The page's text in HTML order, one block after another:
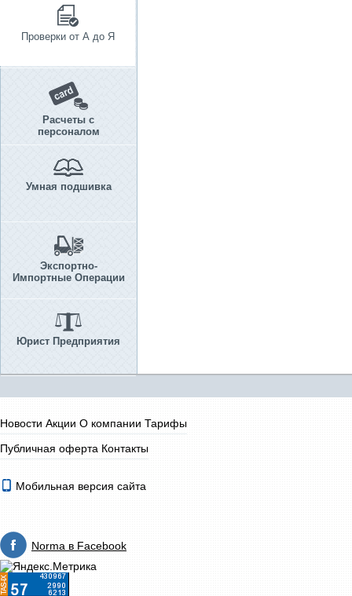
Проверки от А до Я
Расчеты с
персоналом
Умная подшивка
Экспортно-
Импортные Операции
Юрист Предприятия
Новости Акции О компании Тарифы
Публичная оферта Контакты
Мобильная версия сайта
Norma в Facebook